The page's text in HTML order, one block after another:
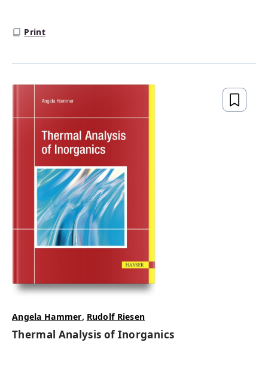
Print
Angela Hammer, Rudolf Riesen
Thermal Analysis of Inorganics